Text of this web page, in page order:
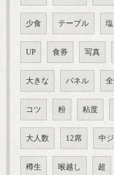
少食 テーブル 塩
UP 食券 写真
大きな パネル
コツ 粉 粘度
大人数 12席 中
樽生 喉越し 超